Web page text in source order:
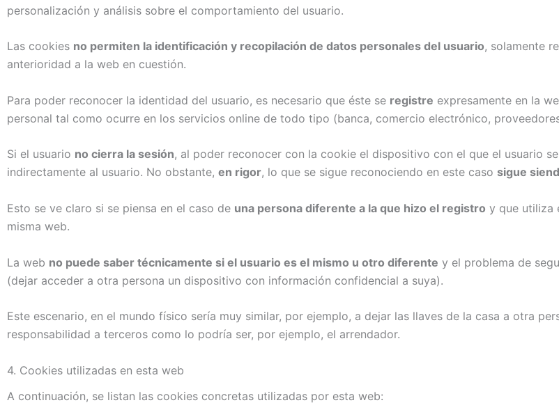
personalización y análisis sobre el comportamiento del usuario.
Las cookies no permiten la identificación y recopilación de datos personales del usuario, solamente
anterioridad a la web en cuestión.
Para poder reconocer la identidad del usuario, es necesario que éste se registre expresamente en la
personal tal como ocurre en los servicios online de todo tipo (banca, comercio electrónico,
Si el usuario no cierra la sesión, al poder reconocer con la cookie el dispositivo con el que el usuario
indirectamente al usuario. No obstante, en rigor, lo que se sigue reconociendo en este caso sigue
Esto se ve claro si se piensa en el caso de una persona diferente a la que hizo el registro y que utiliza
misma web.
La web no puede saber técnicamente si el usuario es el mismo u otro diferente y el problema de
(dejar acceder a otra persona un dispositivo con información confidencial a suya).
Este escenario, en el mundo físico sería muy similar, por ejemplo, a dejar las llaves de la casa a otra
responsabilidad a terceros como lo podría ser, por ejemplo, el arrendador.
4. Cookies utilizadas en esta web
A continuación, se listan las cookies concretas utilizadas por esta web: